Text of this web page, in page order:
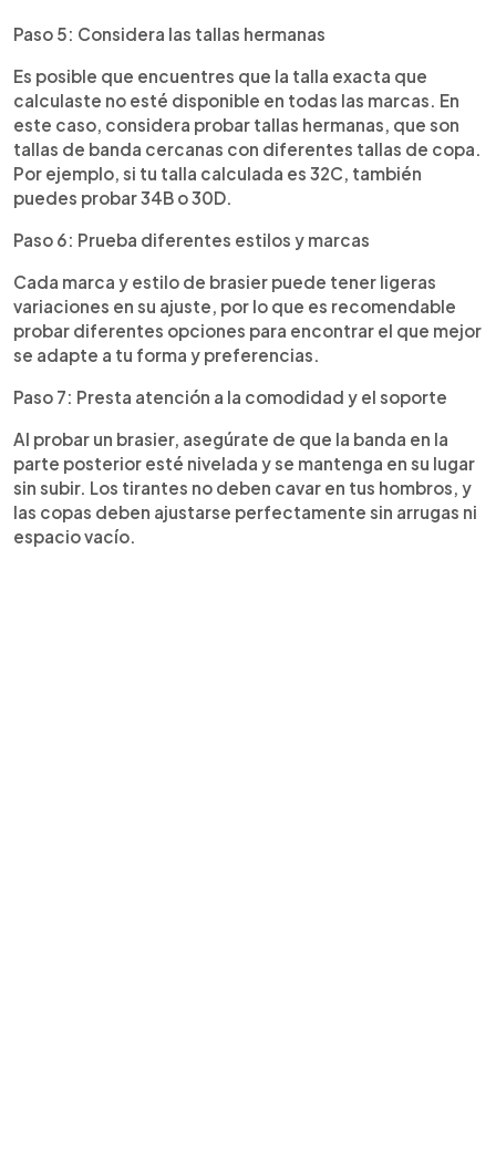
Paso 5: Considera las tallas hermanas
Es posible que encuentres que la talla exacta que
calculaste no esté disponible en todas las marcas. En
este caso, considera probar tallas hermanas, que son
tallas de banda cercanas con diferentes tallas de copa.
Por ejemplo, si tu talla calculada es 32C, también
puedes probar 34B o 30D.
Paso 6: Prueba diferentes estilos y marcas
Cada marca y estilo de brasier puede tener ligeras
variaciones en su ajuste, por lo que es recomendable
probar diferentes opciones para encontrar el que mejor
se adapte a tu forma y preferencias.
Paso 7: Presta atención a la comodidad y el soporte
Al probar un brasier, asegúrate de que la banda en la
parte posterior esté nivelada y se mantenga en su lugar
sin subir. Los tirantes no deben cavar en tus hombros, y
las copas deben ajustarse perfectamente sin arrugas ni
espacio vacío.